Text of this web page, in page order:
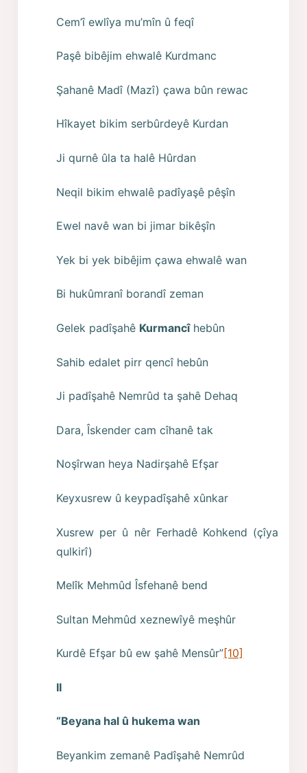
Cem’î ewlîya mu’mîn û feqî
Paşê bibêjim ehwalê Kurdmanc
Şahanê Madî (Mazî) çawa bûn rewac
Hîkayet bikim serbûrdeyê Kurdan
Ji qurnê ûla ta halê Hûrdan
Neqil bikim ehwalê padîyaşê pêşîn
Ewel navê wan bi jimar bikêşîn
Yek bi yek bibêjim çawa ehwalê wan
Bi hukûmranî borandî zeman
Gelek padîşahê Kurmancîhebûn
Sahib edalet pirr qencî hebûn
Ji padîşahê Nemrûd ta şahê Dehaq
Dara, Îskender cam cîhanê tak
Noşîrwan heya Nadirşahê Efşar
Keyxusrew û keypadîşahê xûnkar
Xusrew per û nêr Ferhadê Kohkend (çîya
qulkirî)
Melîk Mehmûd Îsfehanê bend
Sultan Mehmûd xeznewîyê meşhûr
Kurdê Efşar bû ew şahê Mensûr”[10]
II
“Beyana hal û hukema wan
Beyankim zemanê Padîşahê Nemrûd